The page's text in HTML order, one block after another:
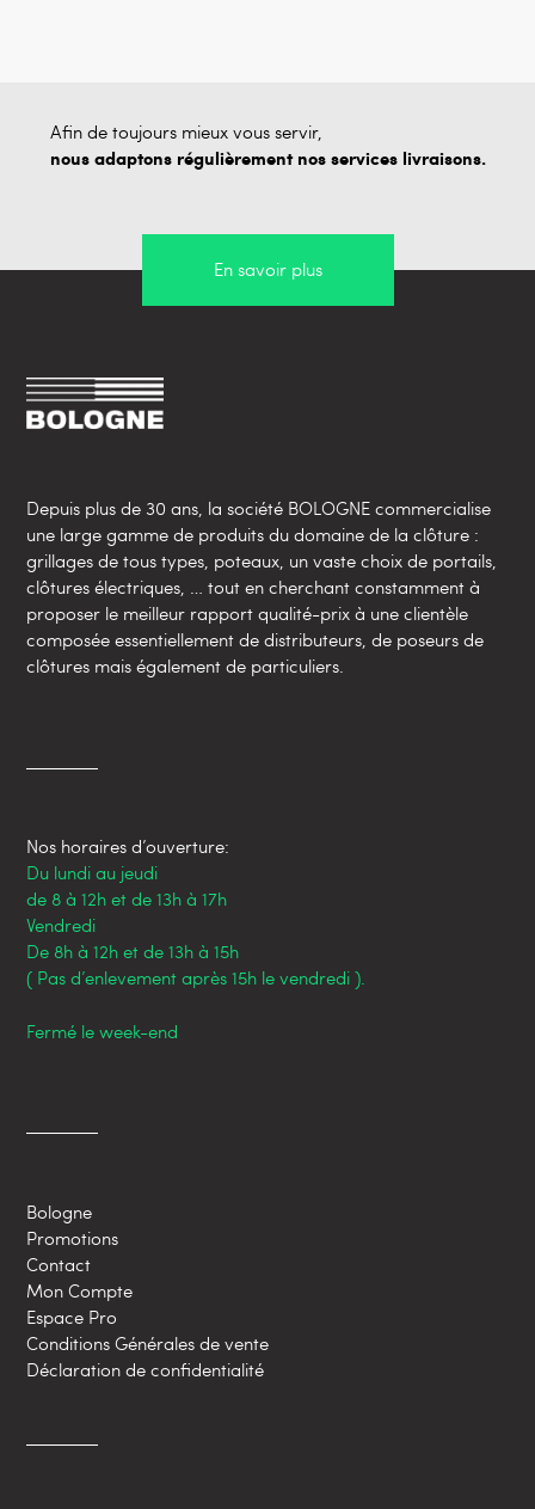
Afin de toujours mieux vous servir,
nous adaptons régulièrement nos services livraisons.
En savoir plus
Depuis plus de 30 ans, la société BOLOGNE commercialise
une large gamme de produits du domaine de la clôture :
grillages de tous types, poteaux, un vaste choix de portails,
clôtures électriques, … tout en cherchant constamment à
proposer le meilleur rapport qualité-prix à une clientèle
composée essentiellement de distributeurs, de poseurs de
clôtures mais également de particuliers.
Nos horaires d’ouverture:
Du lundi au jeudi
de 8 à 12h et de 13h à 17h
Vendredi
De 8h à 12h et de 13h à 15h
( Pas d’enlevement après 15h le vendredi ).
Fermé le week-end
Bologne
Promotions
Contact
Mon Compte
Espace Pro
Conditions Générales de vente
Déclaration de confidentialité